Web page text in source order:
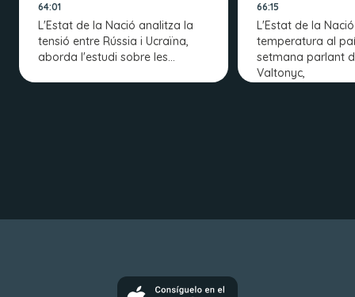
64:01
L'Estat de la Nació analitza la
tensió entre Rússia i Ucraïna,
aborda l'estudi sobre les…
66:15
L'Estat de la
temperatura al
setmana parlant
Valtonyc,